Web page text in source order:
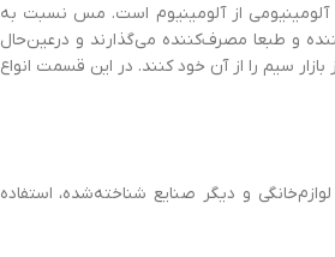
از آلومینیوم است. مس نسبت به
و طبعا مصرف‌کننده می‌گذارند و درعین‌حال
سیم را از آن خود کنند. در این قسمت انواع
و دیگر صنایع شناخته‌شده، استفاده